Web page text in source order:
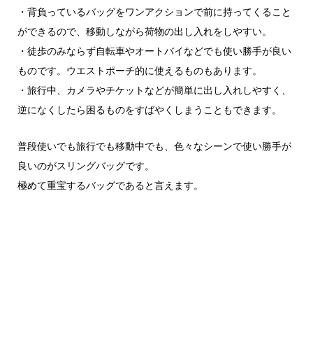
・背負っているバッグをワンアクションで前に持ってくること
ができるので、移動しながら荷物の出し入れをしやすい。
・徒歩のみならず自転車やオートバイなどでも使い勝手が良い
ものです。ウエストポーチ的に使えるものもあります。
・旅行中、カメラやチケットなどが簡単に出し入れしやすく、
逆になくしたら困るものをすばやくしまうこともできます。
普段使いでも旅行でも移動中でも、色々なシーンで使い勝手が
良いのがスリングバッグです。
極めて重宝するバッグであると言えます。